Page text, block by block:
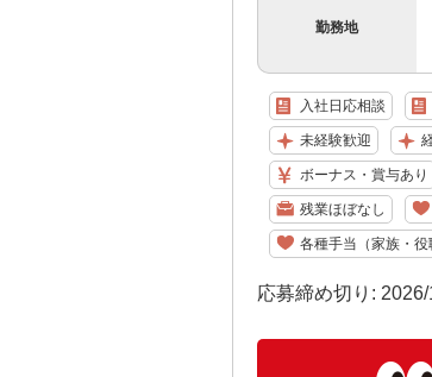
勤務地
入社日応相談
未経験歓迎
ボーナス・賞与あり
残業ほぼなし
各種手当（家族・
応募締め切り: